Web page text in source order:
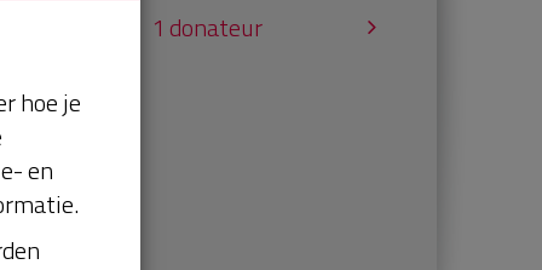
1 donateur
hoe je
en